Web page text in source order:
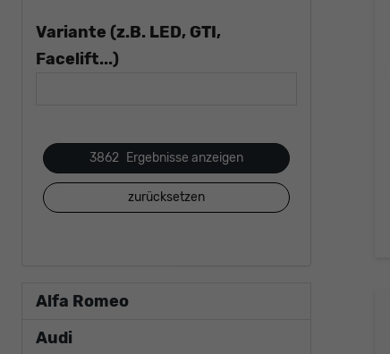
Variante (z.B. LED, GTI,
Facelift...)
3862 Ergebnisse anzeigen
zurücksetzen
Alfa Romeo
Audi